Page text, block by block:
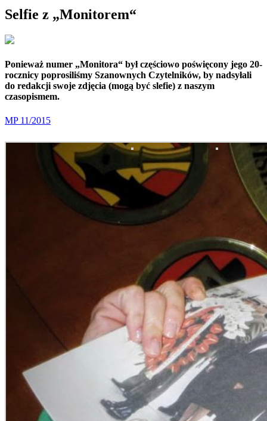
Selfie z „Monitorem“
Ponieważ numer „Monitora“ był częściowo poświęcony jego 20-
rocznicy poprosiliśmy Szanownych Czytelników, by nadsyłali
do redakcji swoje zdjęcia (mogą być slefie) z naszym
czasopismem.
MP 11/2015